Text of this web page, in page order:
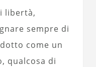
libertà,
sempre di
come un
qualcosa di